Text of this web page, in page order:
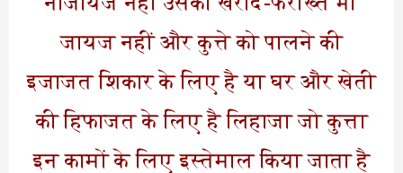
जायज नहीं और कुत्ते को पालने की
इजाजत शिकार के लिए है या घर और खेती
की हिफाजत के लिए है लिहाजा जो कुत्ता
इन कामों के लिए इस्तेमाल किया जाता है